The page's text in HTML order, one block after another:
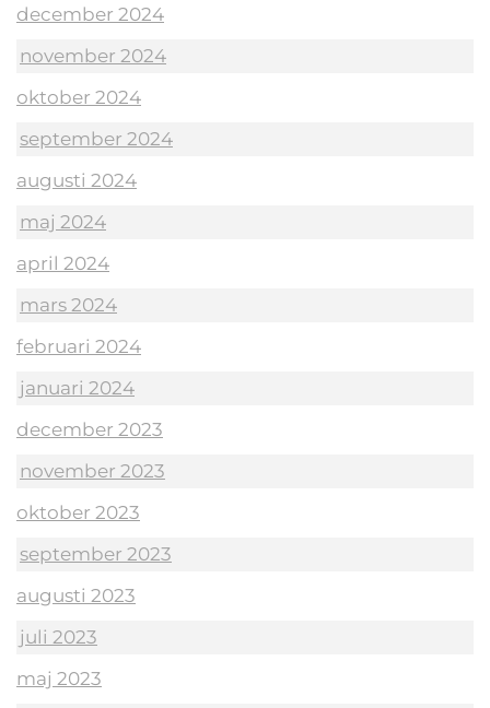
december 2024
november 2024
oktober 2024
september 2024
augusti 2024
maj 2024
april 2024
mars 2024
februari 2024
januari 2024
december 2023
november 2023
oktober 2023
september 2023
augusti 2023
juli 2023
maj 2023